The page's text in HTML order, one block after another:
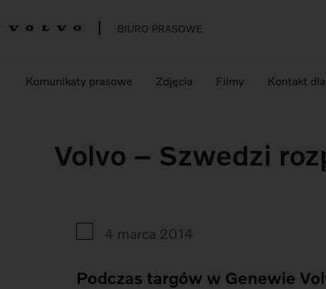
BIURO PRASOWE
Komunikaty prasowe Zdjęcia Filmy Kontakt
Volvo – Szwedzi
4 marca 2014
Podczas targów w Genewie